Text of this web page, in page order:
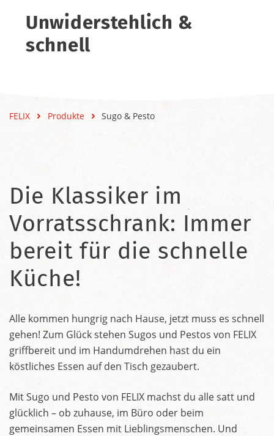
Unwiderstehlich &
schnell
FELIX Produkte Sugo & Pesto
Die Klassiker im
Vorratsschrank: Immer
bereit für die schnelle
Küche!
Alle kommen hungrig nach Hause, jetzt muss es schnell
gehen! Zum Glück stehen Sugos und Pestos von FELIX
griffbereit und im Handumdrehen hast du ein
köstliches Essen auf den Tisch gezaubert.
Mit Sugo und Pesto von FELIX machst du alle satt und
glücklich – ob zuhause, im Büro oder beim
gemeinsamen Essen mit Lieblingsmenschen. Und